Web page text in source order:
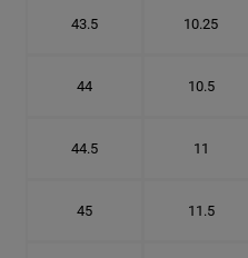
43.5 10.25
44 10.5
44.5 11
45 11.5